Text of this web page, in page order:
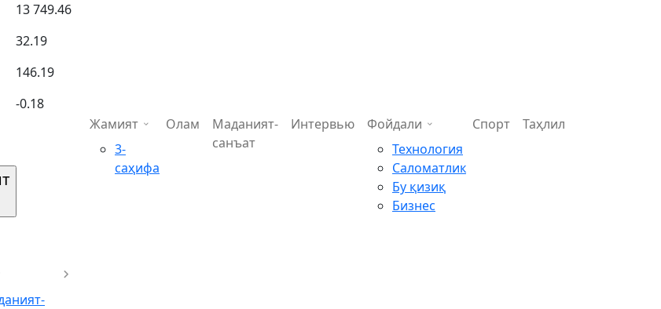
13 749.46
32.19
146.19
-0.18
Жамият
3-
саҳифа
Олам
Маданият-
санъат
Интервью
Фойдали
Технология
Саломатлик
Бу қизиқ
Бизнес
Спорт Таҳлил